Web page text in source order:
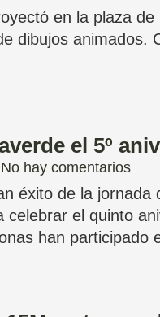
en la plaza
dibujos animados.
el 5º
No hay comentarios
éxito de la jornada
celebrar el quinto
han